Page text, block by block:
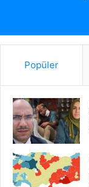
Popüler